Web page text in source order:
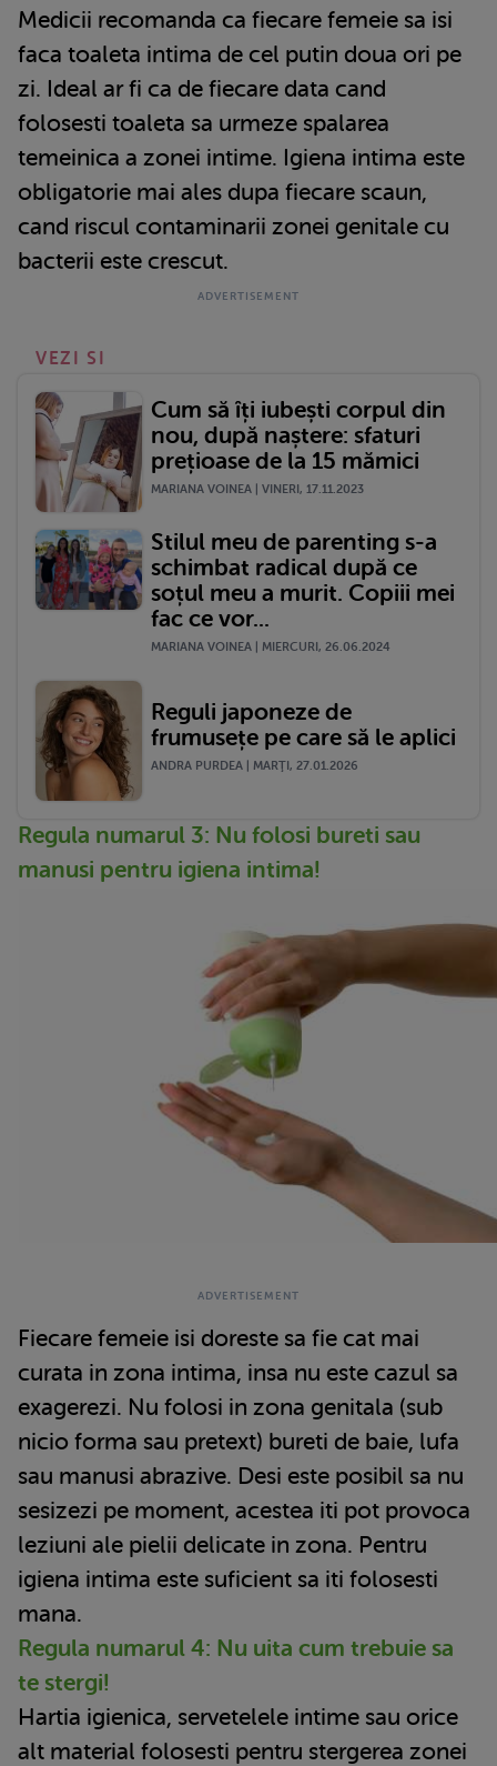
Medicii recomanda ca fiecare femeie sa isi
faca toaleta intima de cel putin doua ori pe
zi. Ideal ar fi ca de fiecare data cand
folosesti toaleta sa urmeze spalarea
temeinica a zonei intime. Igiena intima este
obligatorie mai ales dupa fiecare scaun,
cand riscul contaminarii zonei genitale cu
bacterii este crescut.
VEZI SI
Cum să îți iubești corpul din
nou, după naștere: sfaturi
prețioase de la 15 mămici
MARIANA VOINEA | VINERI, 17.11.2023
Stilul meu de parenting s-a
schimbat radical după ce
soțul meu a murit. Copiii mei
fac ce vor...
MARIANA VOINEA | MIERCURI, 26.06.2024
Reguli japoneze de
frumusețe pe care să le aplici
ANDRA PURDEA | MARŢI, 27.01.2026
Regula numarul 3: Nu folosi bureti sau
manusi pentru igiena intima!
Fiecare femeie isi doreste sa fie cat mai
curata in zona intima, insa nu este cazul sa
exagerezi. Nu folosi in zona genitala (sub
nicio forma sau pretext) bureti de baie, lufa
sau manusi abrazive. Desi este posibil sa nu
sesizezi pe moment, acestea iti pot provoca
leziuni ale pielii delicate in zona. Pentru
igiena intima este suficient sa iti folosesti
mana.
Regula numarul 4: Nu uita cum trebuie sa
te stergi!
Hartia igienica, servetelele intime sau orice
alt material folosesti pentru stergerea zonei